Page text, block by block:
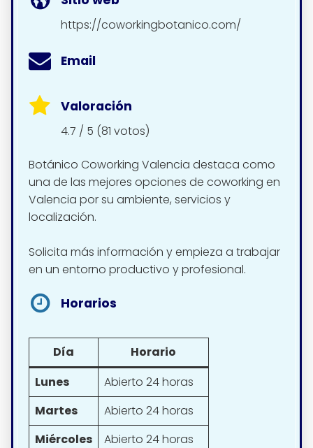
https://coworkingbotanico.com/
Email
Valoración
4.7 / 5 (81 votos)
Botánico Coworking Valencia destaca como
una de las mejores opciones de coworking en
Valencia por su ambiente, servicios y
localización.
Solicita más información y empieza a trabajar
en un entorno productivo y profesional.
Horarios
Día
Horario
Lunes
Abierto 24 horas
Martes
Abierto 24 horas
Miércoles
Abierto 24 horas